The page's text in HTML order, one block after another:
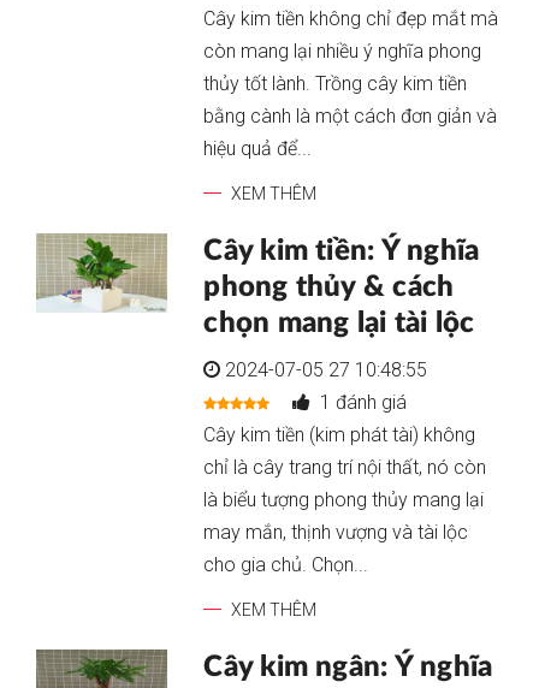
Cây kim tiền không chỉ đẹp mắt mà
còn mang lại nhiều ý nghĩa phong
thủy tốt lành. Trồng cây kim tiền
bằng cành là một cách đơn giản và
hiệu quả để...
XEM THÊM
Cây kim tiền: Ý nghĩa
phong thủy & cách
chọn mang lại tài lộc
2024-07-05 27 10:48:55
1 đánh giá
Cây kim tiền (kim phát tài) không
chỉ là cây trang trí nội thất, nó còn
là biểu tượng phong thủy mang lại
may mắn, thịnh vượng và tài lộc
cho gia chủ. Chọn...
XEM THÊM
Cây kim ngân: Ý nghĩa